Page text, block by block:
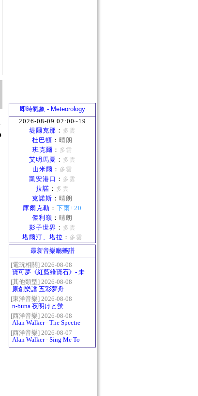
即時氣象 - Meteorology
2026-08-09 02:00~19
堤爾克那 ： 多雲
杜巴頓 ： 晴朗
班克爾 ： 多雲
艾明馬夏 ： 多雲
山米爾 ： 多雲
凱安港口 ： 多雲
拉諾 ： 多雲
克諾斯 ： 晴朗
庫爾克勒 ： 下雨+20
傑利嶺 ： 晴朗
影子世界 ： 多雲
塔爾汀、塔拉 ： 多雲
最新音樂廳樂譜
[電玩相關] 2026-08-08
寶可夢《紅藍綠寶石》- 未
白鎮BGM (Littleroot Town)
[其他類型] 2026-08-08
原創樂譜 五彩夢舟
[東洋音樂] 2026-08-08
n-buna 夜明けと蛍
[西洋音樂] 2026-08-08
Alan Walker - The Spectre
[西洋音樂] 2026-08-07
Alan Walker - Sing Me To
Sleep